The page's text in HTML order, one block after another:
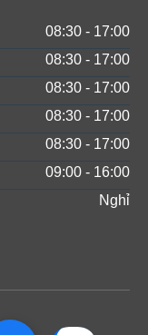
08:30 - 17:00
08:30 - 17:00
08:30 - 17:00
08:30 - 17:00
08:30 - 17:00
09:00 - 16:00
Nghỉ